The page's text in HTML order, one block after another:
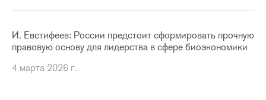
И. Евстифеев: России предстоит сформировать прочную
правовую основу для лидерства в сфере биоэкономики
4 марта 2026 г.